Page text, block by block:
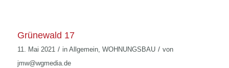
Grünewald 17
11. Mai 2021 / in Allgemein, WOHNUNGSBAU / von
jmw@wgmedia.de